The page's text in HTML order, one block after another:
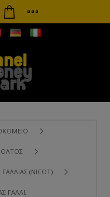
(NICOT)
ΓΑΛΛΊΑΣ - ΒΆΣΗ ΣΤΉΡΙΞΗΣ